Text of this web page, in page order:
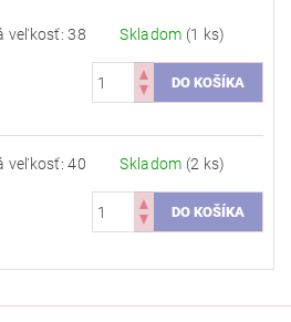
veľkosť: 38 Skladom (1 ks)
veľkosť: 40 Skladom (2 ks)